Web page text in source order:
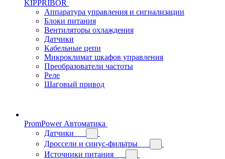
KIPPRIBOR
Аппаратура управления и сигнализации
Блоки питания
Вентиляторы охлаждения
Датчики
Кабельные цепи
Микроклимат шкафов управления
Преобразователи частоты
Реле
Шаговый привод
PromPower Автоматика
Датчики
Дроссели и синус-фильтры
Источники питания